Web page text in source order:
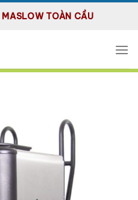
TOÀN CẦU